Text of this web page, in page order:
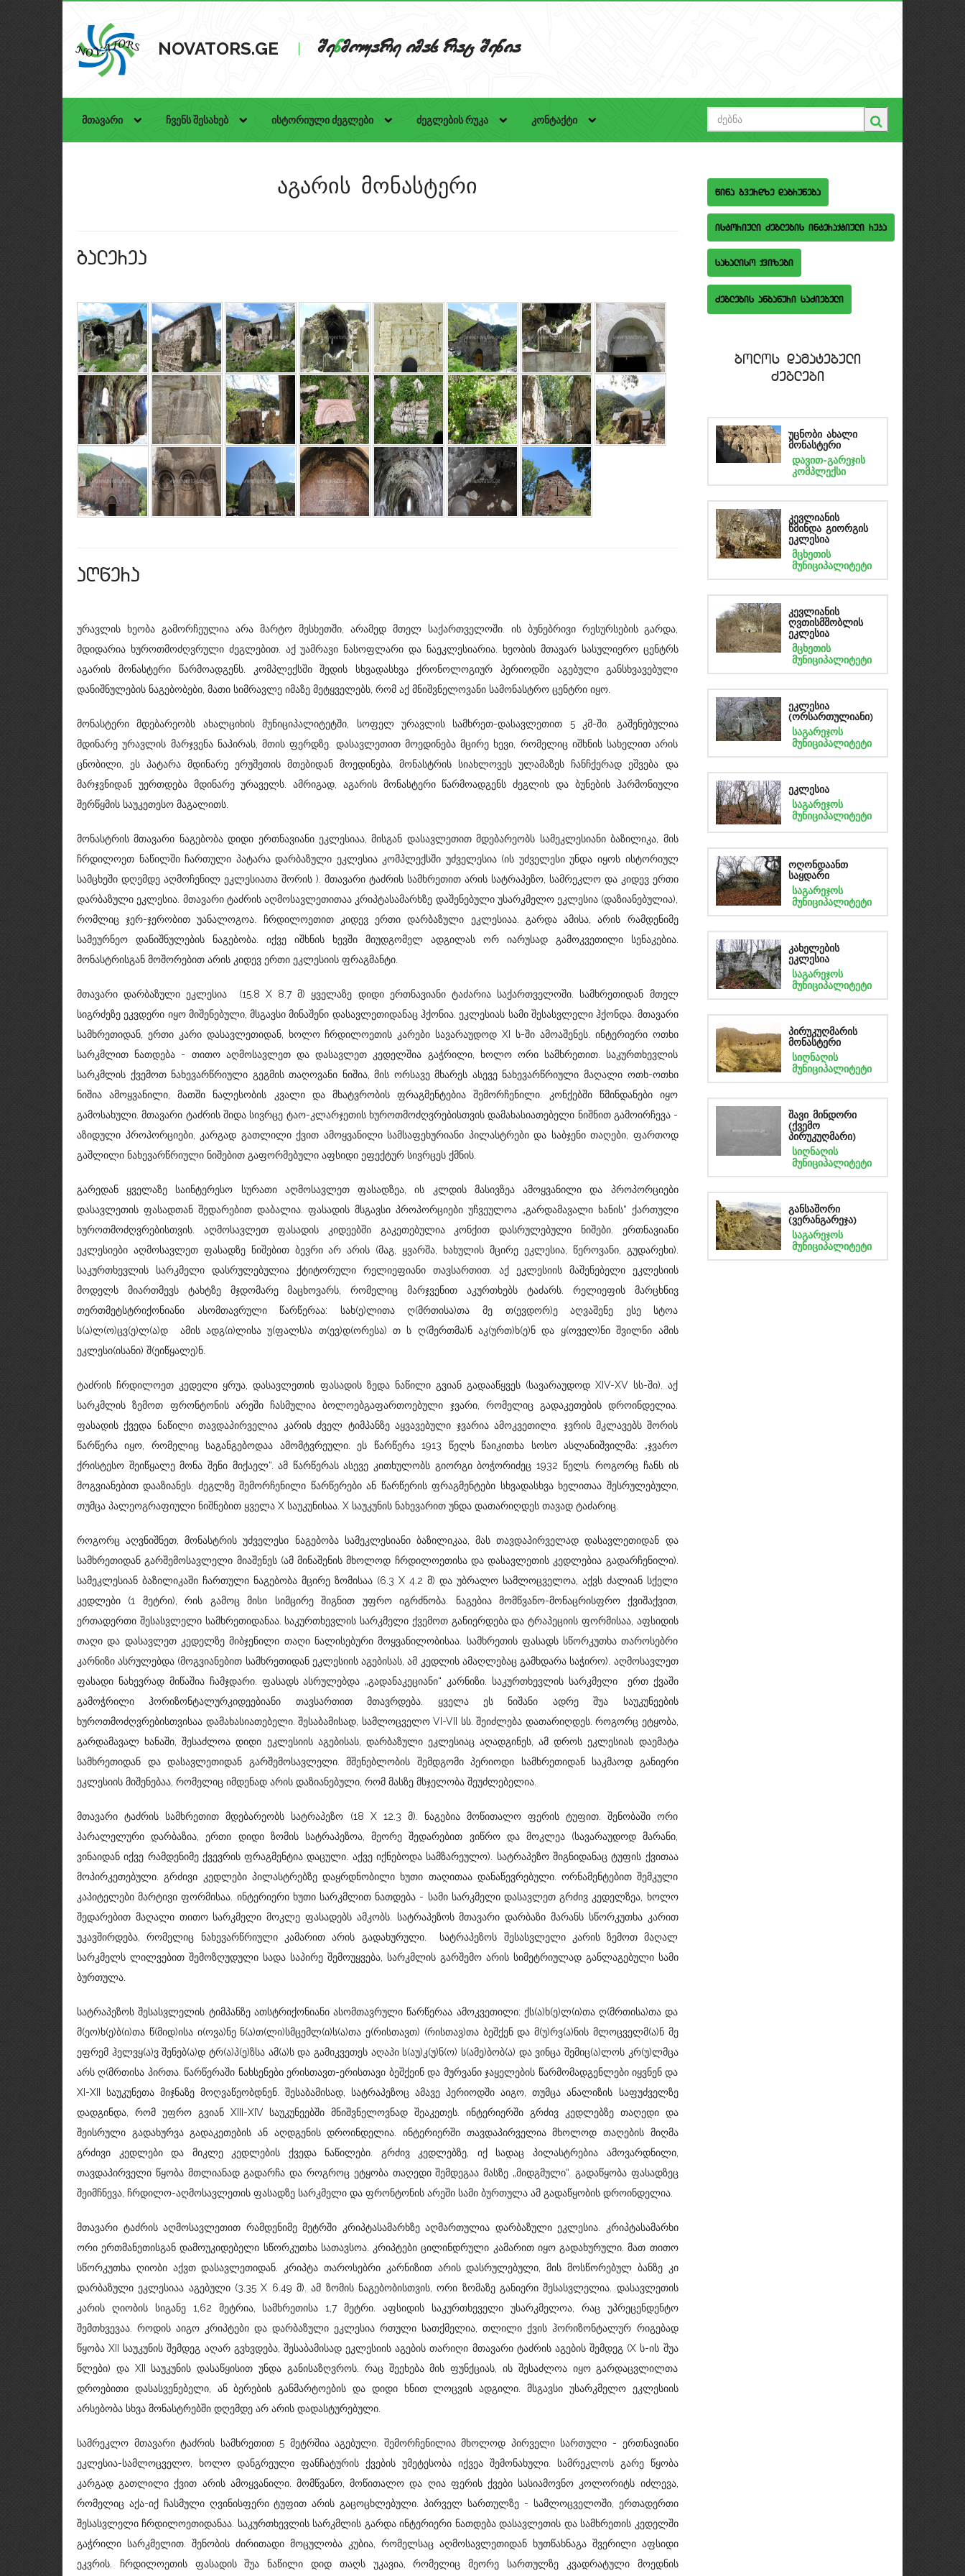
NOVATORS.GE Senmouare imas rac Senia
მთავარი ჩვენს შესახებ ისტორიული ძეგლები ძეგლების რუკა კონტაქტი
აგარის მონასტერი
galerea
aRwera
ურავლის ხეობა გამორჩეულია არა მარტო მესხეთში, არამედ მთელ საქართველოში. ის ბუნებრივი რესურსების გარდა,
მდიდარია ხუროთმოძღვრული ძეგლებით. აქ უამრავი ნასოფლარი და ნაეკლესიარია. ხეობის მთავარ სასულიერო ცენტრს
აგარის მონასტერი წარმოადგენს. კომპლექსში შედის სხვადასხვა ქრონოლოგიურ პერიოდში აგებული განსხვავებული
დანიშნულების ნაგებობები, მათი სიმრავლე იმაზე მეტყველებს, რომ აქ მნიშვნელოვანი სამონასტრო ცენტრი იყო.
მონასტერი მდებარეობს ახალციხის მუნიციპალიტეტში, სოფელ ურავლის სამხრეთ-დასავლეთით 5 კმ-ში. გაშენებულია
მდინარე ურავლის მარჯვენა ნაპირას, მთის ფერდზე. დასავლეთით მოედინება მცირე ხევი, რომელიც იშხნის სახელით არის
ცნობილი, ეს პატარა მდინარე ერუშეთის მთებიდან მოედინება, მონასტრის სიახლოვეს ულამაზეს ჩანჩქერად ეშვება და
მარჯვნიდან უერთდება მდინარე ურაველს. ამრიგად, აგარის მონასტერი წარმოადგენს ძეგლის და ბუნების ჰარმონიული
შერწყმის საუკეთესო მაგალითს.
მონასტრის მთავარი ნაგებობა დიდი ერთნავიანი ეკლესიაა, მისგან დასავლეთით მდებარეობს სამეკლესიანი ბაზილიკა, მის
ჩრდილოეთ ნაწილში ჩართული პატარა დარბაზული ეკლესია კომპლექსში უძველესია (ის უძველესი უნდა იყოს ისტორიულ
სამცხეში დღემდე აღმოჩენილ ეკლესიათა შორის ). მთავარი ტაძრის სამხრეთით არის სატრაპეზო, სამრეკლო და კიდევ ერთი
დარბაზული ეკლესია. მთავარი ტაძრის აღმოსავლეთითაა კრიპტასამარხზე დაშენებული უსარკმელო ეკლესია (დაზიანებულია),
რომლიც ჯერ-ჯერობით უანალოგოა. ჩრდილოეთით კიდევ ერთი დარბაზული ეკლესიაა. გარდა ამისა, არის რამდენიმე
სამეურნეო დანიშნულების ნაგებობა. იქვე იშხნის ხევში მიუდგომელ ადგილას ორ იარუსად გამოკვეთილი სენაკებია.
მონასტრისგან მოშორებით არის კიდევ ერთი ეკლესიის ფრაგმანტი.
მთავარი დარბაზული ეკლესია (15.8 X 8.7 მ) ყველაზე დიდი ერთნავიანი ტაძარია საქართველოში. სამხრეთიდან მთელ
სიგრძეზე ეკვდერი იყო მიშენებული, მსგავსი მინაშენი დასავლეთიდანაც ჰქონია. ეკლესიას სამი შესასვლელი ჰქონდა. მთავარი
სამხრეთიდან, ერთი კარი დასავლეთიდან, ხოლო ჩრდილოეთის კარები სავარაუდოდ XI ს-ში ამოაშენეს. ინტერიერი ოთხი
სარკმლით ნათდება - თითო აღმოსავლეთ და დასავლეთ კედელშია გაჭრილი, ხოლო ორი სამხრეთით. საკურთხევლის
სარკმლის ქვემოთ ნახევარწრიული გეგმის თაღოვანი ნიშია, მის ორსავე მხარეს ასევე ნახევარწრიული მაღალი ოთხ-ოთხი
ნიშია ამოყვანილი, მათში ნალესობის კვალი და მხატვრობის ფრაგმენტებია შემორჩენილი. კონქებში წმინდანები იყო
გამოსახული. მთავარი ტაძრის შიდა სივრცე ტაო-კლარჯეთის ხუროთმოძღვრებისთვის დამახასიათებელი ნიშნით გამოირჩევა -
აზიდული პროპორციები, კარგად გათლილი ქვით ამოყვანილი სამსაფეხურიანი პილასტრები და საბჯენი თაღები, ფართოდ
გაშლილი ნახევარწრიული ნიშებით გაფორმებული აფსიდი ეფექტურ სივრცეს ქმნის.
გარედან ყველაზე საინტერესო სურათი აღმოსავლეთ ფასადზეა, ის კლდის მასივზეა ამოყვანილი და პროპორციები
დასავლეთის ფასადთან შედარებით დაბალია. ფასადის მსგავსი პროპორციები უჩვეულოა „გარდამავალი ხანის“ ქართული
ხუროთმოძღვრებისთვის. აღმოსავლეთ ფასადის კიდეებში გაკეთებულია კონქით დასრულებული ნიშები. ერთნავიანი
ეკლესიები აღმოსავლეთ ფასადზე ნიშებით ბევრი არ არის (მაგ, ყვარშა, ხახულის მცირე ეკლესია, წეროვანი, გუდარეხი).
საკურთხევლის სარკმელი დასრულებულია ქტიტორული რელიეფიანი თავსართით. აქ ეკლესიის მაშენებელი ეკლესიის
მოდელს მიართმევს ტახტზე მჯდომარე მაცხოვარს, რომელიც მარჯვენით აკურთხებს ტაძარს. რელიეფის მარცხნივ
თერთმეტსტრიქონიანი ასომთავრული წარწერაა: სახ(ე)ლითა ღ(მრთისა)თა მე თ(ევდორ)ე აღვაშენე ესე სტოა
ს(ა)ლ(ო)ცვ(ე)ლ(ა)დ ამის ადგ(ი)ლისა უ(ფალს)ა თ(ევ)დ(ორესა) თ ს ღ(მერთმა)ნ აკ(ურთ)ხ(ე)ნ და ყ(ოველ)ნი შვილნი ამის
ეკლესი(ისანი) შ(ეიწყალე)ნ.
ტაძრის ჩრდილოეთ კედელი ყრუა, დასავლეთის ფასადის ზედა ნაწილი გვიან გადააწყვეს (სავარაუდოდ XIV-XV სს-ში). აქ
სარკმლის ზემოთ ფრონტონის არეში ჩასმულია ბოლოებგაფართოებული ჯვარი, რომელიც გადაკეთების დროინდელია.
ფასადის ქვედა ნაწილი თავდაპირველია კარის ძველ ტიმპანზე აყვავებული ჯვარია ამოკვეთილი. ჯვრის მკლავებს შორის
წარწერა იყო, რომელიც საგანგებოდაა ამომტვრეული. ეს წარწერა 1913 წელს წაიკითხა სოსო ასლანიშვილმა: „ჯვარო
ქრისტესო შეიწყალე მონა შენი მიქაელ“. ამ წარწერას ასევე კითხულობს გიორგი ბოჭორიძეც 1932 წელს. როგორც ჩანს ის
მოგვიანებით დააზიანეს. ძეგლზე შემორჩენილი წარწერები ან წარწერის ფრაგმენტები სხვადასხვა ხელითაა შესრულებული,
თუმცა პალეოგრაფიული ნიშნებით ყველა X საუკუნისაა. X საუკუნის ნახევარით უნდა დათარიღდეს თავად ტაძარიც.
როგორც აღვნიშნეთ, მონასტრის უძველესი ნაგებობა სამეკლესიანი ბაზილიკაა, მას თავდაპირველად დასავლეთიდან და
სამხრეთიდან გარშემოსავლელი მიაშენეს (ამ მინაშენის მხოლოდ ჩრდილოეთისა და დასავლეთის კედლებია გადარჩენილი).
სამეკლესიან ბაზილიკაში ჩართული ნაგებობა მცირე ზომისაა (6.3 X 4.2 მ) და უბრალო სამლოცველოა, აქვს ძალიან სქელი
კედლები (1 მეტრი), რის გამოც მისი სიმცირე შიგნით უფრო იგრძნობა. ნაგებია მომწვანო-მონაცრისფრო ქვიშაქვით,
ერთადერთი შესასვლელი სამხრეთიდანაა. საკურთხევლის სარკმელი ქვემოთ განიერდება და ტრაპეციის ფორმისაა, აფსიდის
თაღი და დასავლეთ კედელზე მიბჯენილი თაღი ნალისებური მოყვანილობისაა. სამხრეთის ფასადს სწორკუთხა თაროსებრი
კარნიზი ასრულებდა (მოგვიანებით სამხრეთიდან ეკლესიის აგებისას, ამ კედლის ამაღლებაც გამხდარა საჭირო). აღმოსავლეთ
ფასადი ნახევრად მიწაშია ჩამჯდარი. ფასადს ასრულებდა „გადანაკეციანი“ კარნიზი. საკურთხევლის სარკმელი ერთ ქვაში
გამოჭრილი ჰორიზონტალურკიდეებიანი თავსართით მთავრდება. ყველა ეს ნიშანი ადრე შუა საუკუნეების
ხუროთმოძღვრებისთვისაა დამახასიათებელი. შესაბამისად, სამლოცველო VI-VII სს. შეიძლება დათარიღდეს. როგორც ეტყობა,
გარდამავალ ხანაში, შესაძლოა დიდი ეკლესიის აგებისას, დარბაზული ეკლესიაც აღადგინეს, ამ დროს ეკლესიას დაემატა
სამხრეთიდან და დასავლეთიდან გარშემოსავლელი. მშენებლობის შემდგომი პერიოდი სამხრეთიდან საკმაოდ განიერი
ეკლესიის მიშენებაა, რომელიც იმდენად არის დაზიანებული, რომ მასზე მსჯელობა შეუძლებელია.
მთავარი ტაძრის სამხრეთით მდებარეობს სატრაპეზო (18 X 12.3 მ). ნაგებია მოწითალო ფერის ტუფით. შენობაში ორი
პარალელური დარბაზია, ერთი დიდი ზომის სატრაპეზოა, მეორე შედარებით ვიწრო და მოკლეა (სავარაუდოდ მარანი,
ვინაიდან იქვე რამდენიმე ქვევრის ფრაგმენტია დაცული. აქვე იქნებოდა სამზარეულო). სატრაპეზო შიგნიდანაც ტუფის ქვითაა
მოპირკეთებული. გრძივი კედლები პილასტრებზე დაყრდნობილი ხუთი თაღითაა დანაწევრებული. ორნამენტებით შემკული
კაპიტელები მარტივი ფორმისაა. ინტერიერი ხუთი სარკმლით ნათდება - სამი სარკმელი დასავლეთ გრძივ კედელზეა, ხოლო
შედარებით მაღალი თითო სარკმელი მოკლე ფასადებს ამკობს. სატრაპეზოს მთავარი დარბაზი მარანს სწორკუთხა კარით
უკავშირდება, რომელიც ნახევარწრიული კამარით არის გადახურული. სატრაპეზოს შესასვლელი კარის ზემოთ მაღალ
სარკმელს ლილვებით შემოზღუდული სადა საპირე შემოუყვება, სარკმლის გარშემო არის სიმეტრიულად განლაგებული სამი
ბურთულა.
სატრაპეზოს შესასვლელის ტიმპანზე ათსტრიქონიანი ასომთავრული წარწერაა ამოკვეთილი: ქს(ა)ხ(ე)ლ(ი)თა ღ(მრთისა)თა და
მ(ეო)ხ(ე)ბ(ი)თა წ(მიდ)ისა ი(ოვა)ნე ნ(ა)თ(ლი)სმცემლ(ი)ს(ა)თა ე(რისთავთ) (რისთავ)თა ბეშქენ და მ(უ)რვ(ა)ნის მლოცველმ(ა)ნ მე
ეფრემ ჰელვყ(ა)ვ შენებ(ა)დ ტრ(ა)პ(ე)ზსა ამ(ა)ს და გამიკვეთეს აღაპი ს(აუ)კ(უ)ნ(ო) ს(ამე)ბობ(ა) და ვინცა შემიც(ა)ლოს კრ(უ)ლმცა
არს ღ(მრთისა პირთა. წარწერაში ნახსენები ერისთავთ-ერისთავი ბეშქეინ და მურვანი ჯაყელების წარმომადგენლები იყვნენ და
XI-XII საუკუნეთა მიჯნაზე მოღვაწეობდნენ. შესაბამისად, სატრაპეზოც ამავე პერიოდში აიგო, თუმცა ანალიზის საფუძველზე
დადგინდა, რომ უფრო გვიან XIII-XIV საუკუნეებში მნიშვნელოვნად შეაკეთეს. ინტერიერში გრძივ კედლებზე თაღედი და
შეისრული გადახურვა გადაკეთების ან აღდგენის დროინდელია. ინტერიერში თავდაპირველია მხოლოდ თაღების მიღმა
გრძივი კედლები და მიკლე კედლების ქვედა ნაწილები. გრძივ კედლებზე, იქ სადაც პილასტრებია ამოვარდნილი,
თავდაპირველი წყობა მთლიანად გადარჩა და როგროც ეტყობა თაღედი შემდეგაა მასზე „მიდგმული“. გადაწყობა ფასადზეც
შეიმჩნევა, ჩრდილო-აღმოსავლეთის ფასადზე სარკმელი და ფრონტონის არეში სამი ბურთულა ამ გადაწყობის დროინდელია.
მთავარი ტაძრის აღმოსავლეთით რამდენიმე მეტრში კრიპტასამარხზე აღმართულია დარბაზული ეკლესია. კრიპტასამარხი
ორი ერთმანეთისგან დამოუკიდებელი სწორკუთხა სათავსოა. კრიპტები ცილინდრული კამარით იყო გადახურული. მათ თითო
სწორკუთხა ღიობი აქვთ დასავლეთიდან. კრიპტა თაროსებრი კარნიზით არის დასრულებული, მის მოსწორებულ ბანზე კი
დარბაზული ეკლესიაა აგებული (3.35 X 6.49 მ). ამ ზომის ნაგებობისთვის, ორი ზომაზე განიერი შესასვლელია. დასავლეთის
კარის ღიობის სიგანე 1,62 მეტრია, სამხრეთისა 1,7 მეტრი. აფსიდის საკურთხეველი უსარკმელოა, რაც უპრეცენდენტო
შემთხვევაა. როდის აიგო კრიპტები და დარბაზული ეკლესია რთული სათქმელია, თლილი ქვის ჰორიზონტალურ რიგებად
წყობა XII საუკუნის შემდეგ აღარ გვხვდება, შესაბამისად ეკლესიის აგების თარიღი მთავარი ტაძრის აგების შემდეგ (X ს-ის შუა
წლები) და XII საუკუნის დასაწყისით უნდა განისაზღვროს. რაც შეეხება მის ფუნქციას, ის შესაძლოა იყო გარდაცვლილთა
დროებითი დასასვენებელი, ან ბერების განმარტოების და დიდი ხნით ლოცვის ადგილი. მსგავსი უსარკმელო ეკლესიის
არსებობა სხვა მონასტრებში დღემდე არ არის დადასტურებული.
სამრეკლო მთავარი ტაძრის სამხრეთით 5 მეტრშია აგებული. შემორჩენილია მხოლოდ პირველი სართული - ერთნავიანი
ეკლესია-სამლოცველო, ხოლო დანგრეული ფანჩატურის ქვების უმეტესობა იქვეა შემონახული. სამრეკლოს გარე წყობა
კარგად გათლილი ქვით არის ამოყვანილი. მომწვანო, მოწითალო და ღია ფერის ქვები სასიამოვნო კოლორიტს იძლევა,
რომელიც აქა-იქ ჩასმული ღვინისფერი ტუფით არის გაცოცხლებული. პირველ სართულზე - სამლოცველოში, ერთადერთი
შესასვლელი ჩრდილოეთიდანაა. საკურთხევლის სარკმლის გარდა ინტერიერი ნათდება დასავლეთის და სამხრეთის კედელში
გაჭრილი სარკმელით. შენობის ძირითადი მოცულობა კუბია, რომელსაც აღმოსავლეთიდან ხუთწახნაგა შვერილი აფსიდი
ეკვრის. ჩრდილოეთის ფასადის შუა ნაწილი დიდ თაღს უკავია, რომელიც მეორე სართულზე კვადრატული მოედნის
wina gverdze dabruneba
istoriuli Zeglebis interaqtiuli ruka
saxaliso qvizebi
bolos damatebuli
Zeglebi
უცნობი ახალი
მონასტერი
დავით-გარეჯის
კომპლექსი
კევლიანის
წმინდა გიორგის
ეკლესია
მცხეთის
მუნიციპალიტეტი
კევლიანის
ღვთისმშობლის
ეკლესია
მცხეთის
მუნიციპალიტეტი
ეკლესია
(ორსართულიანი)
საგარეჯოს
მუნიციპალიტეტი
ეკლესია
საგარეჯოს
მუნიციპალიტეტი
ოღონდაანთ
საყდარი
საგარეჯოს
მუნიციპალიტეტი
კახელების
ეკლესია
საგარეჯოს
მუნიციპალიტეტი
პირუკუღმარის
მონასტერი
სიღნაღის
მუნიციპალიტეტი
შავი მინდორი
(ქვემო
პირუკუღმარი)
სიღნაღის
მუნიციპალიტეტი
განსაშორი
(ვერანგარეჯა)
საგარეჯოს
მუნიციპალიტეტი